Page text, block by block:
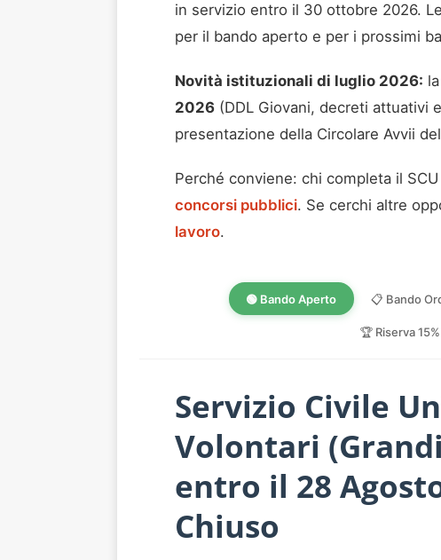
in servizio entro il 30 ottobre 2026.
per il bando aperto e per i prossimi
Novità istituzionali di luglio 2026: la
2026 (DDL Giovani, decreti attuativi
presentazione della Circolare Avvii
Perché conviene: chi completa il
concorsi pubblici. Se cerchi altre
lavoro.
🟢 Bando Aperto 📋 Bando
🏆 Riserva 15%
Servizio Civile
Volontari
entro il 28
Chiuso